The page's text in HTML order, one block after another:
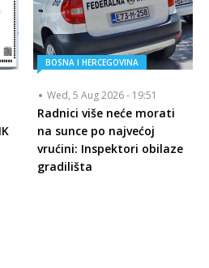
BOSNA I HERCEGOVINA
Wed, 5 Aug 2026 - 19:51
Radnici više neće morati
na sunce po najvećoj
vrućini: Inspektori obilaze
gradilišta